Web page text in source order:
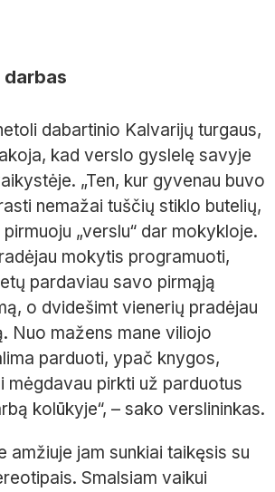
darbas
dabartinio Kalvarijų turgaus,
kad verslo gyslelę savyje
„Ten, kur gyvenau buvo
nemažai tuščių stiklo butelių,
„verslu“ dar mokykloje.
mokytis programuoti,
pardaviau savo pirmąją
o dvidešimt vienerių pradėjau
Nuo mažens mane viliojo
parduoti, ypač knygos,
mėgdavau pirkti už parduotus
kolūkyje“, – sako verslininkas.
amžiuje jam sunkiai taikęsis su
Smalsiam vaikui